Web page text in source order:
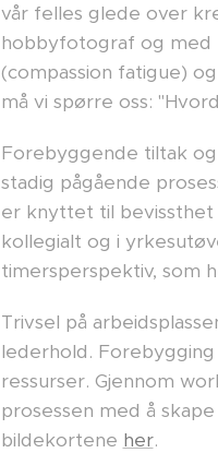
vår felles glede over
hobbyfotograf og med
(compassion fatigue)
må vi spørre oss:
Forebyggende tiltak
stadig pågående
er knyttet til
kollegialt og i
timersperspektiv, som
Trivsel på
lederhold.
ressurser. Gjennom
prosessen med å
bildekortene her.